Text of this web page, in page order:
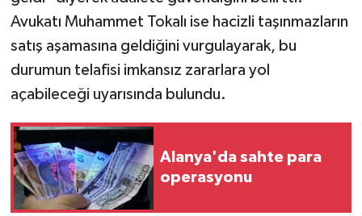
Avukatı Muhammet Tokalı ise hacizli taşınmazların
satış aşamasına geldiğini vurgulayarak, bu
durumun telafisi imkansız zararlara yol
açabileceği uyarısında bulundu.
Alanya'da sahte para
operasyonu